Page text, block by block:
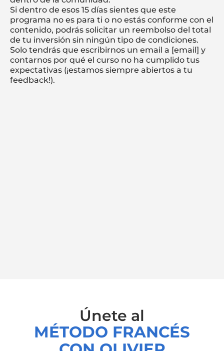
Si dentro de esos 15 días sientes que este
programa no es para ti o no estás conforme con el
contenido, podrás solicitar un reembolso del total
de tu inversión sin ningún tipo de condiciones.
Solo tendrás que escribirnos un email a [email] y
contarnos por qué el curso no ha cumplido tus
expectativas (¡estamos siempre abiertos a tu
feedback!).
Únete al
MÉTODO FRANCÉS